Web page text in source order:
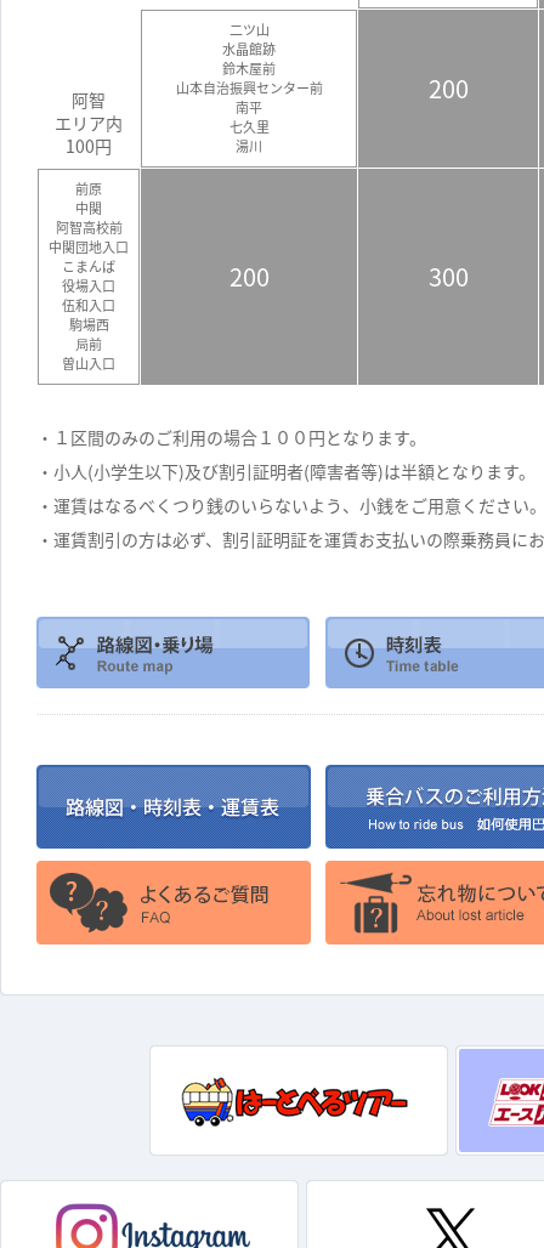
阿智
エリア内
100円
二ツ山
水晶館跡
鈴木屋前
山本自治振興センター前
南平
七久里
湯川
200
前原
中関
阿智高校前
中関団地入口
こまんば
役場入口
伍和入口
駒場西
局前
曽山入口
200 300
・１区間のみのご利用の場合１００円となります。
・小人(小学生以下)及び割引証明者(障害者等)は半額となります。
・運賃はなるべくつり銭のいらないよう、小銭をご用意ください
・運賃割引の方は必ず、割引証明証を運賃お支払いの際乗務員に